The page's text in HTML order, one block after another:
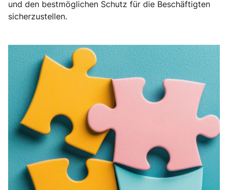
und den bestmöglichen Schutz für die Beschäftigten
sicherzustellen.